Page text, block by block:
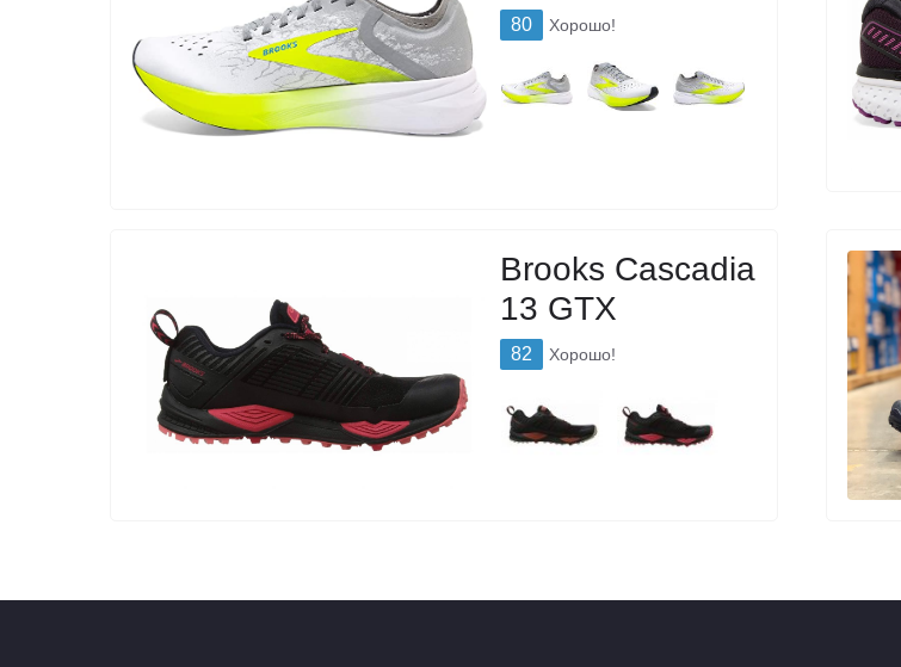
80 Хорошо!
Brooks Cascadia
13 GTX
82 Хорошо!